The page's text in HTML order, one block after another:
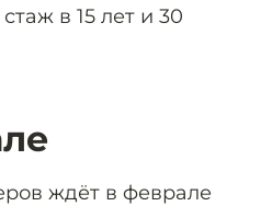
в 15 лет и 30
ждёт в феврале